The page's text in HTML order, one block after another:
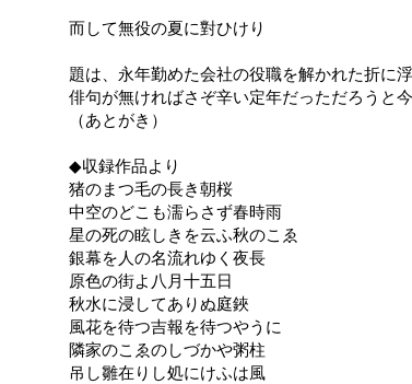
而して無役の夏に對ひけり
題は、永年勤めた会社の役職を解かれた折に
俳句が無ければさぞ辛い定年だっただろうと
（あとがき）
◆収録作品より
猪のまつ毛の長き朝桜
中空のどこも濡らさず春時雨
星の死の眩しきを云ふ秋のこゑ
銀幕を人の名流れゆく夜長
原色の街よ八月十五日
秋水に浸してありぬ庭鋏
風花を待つ吉報を待つやうに
隣家のこゑのしづかや粥柱
吊し雛在りし処にけふは風